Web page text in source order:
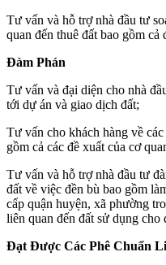
Tư vấn và hỗ trợ nhà đầu tư
quan đến thuê đất bao gồm
Đàm Phán
Tư vấn và đại diện cho nhà
tới dự án và giao dịch đất;
Tư vấn cho khách hàng về
gồm cả các đề xuất của cơ
Tư vấn và hỗ trợ nhà đầu tư
đất về việc đền bù bao gồm
cấp quận huyện, xã phường
liên quan đến đất sử dụng cho
Đạt Được Các Phê Chuẩn